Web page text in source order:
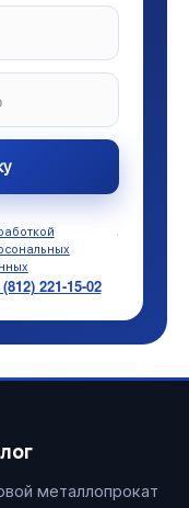
.
221-15-02
металлопрокат